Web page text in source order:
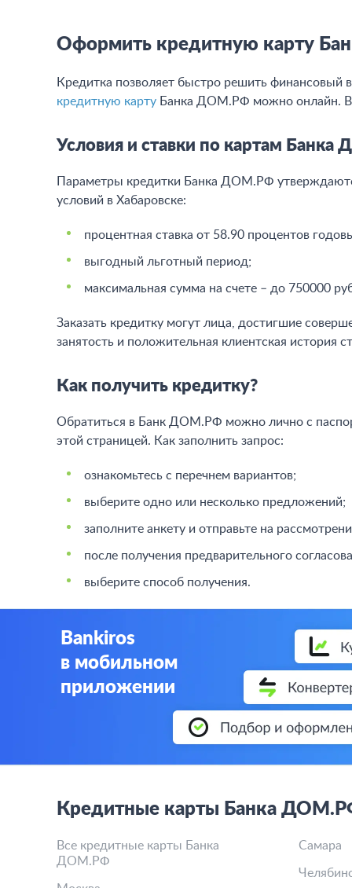
Оформить кредитную карту
Кредитка позволяет быстро решить финансовый
кредитную карту Банка ДОМ.РФ можно онлайн. В
Условия и ставки по картам
Параметры кредитки Банка ДОМ.РФ
условий в Хабаровске:
процентная ставка от 58.90 процентов
выгодный льготный период;
максимальная сумма на счете – до 750000
Заказать кредитку могут лица, достигшие
занятость и положительная клиентская история
Как получить кредитку?
Обратиться в Банк ДОМ.РФ можно лично с
этой страницей. Как заполнить запрос:
ознакомьтесь с перечнем вариантов;
выберите одно или несколько предложений;
заполните анкету и отправьте на
после получения предварительного
выберите способ получения.
Bankiros
в мобильном
приложении
Кредитные карты Банка
Все кредитные карты Банка
ДОМ.РФ
Самара